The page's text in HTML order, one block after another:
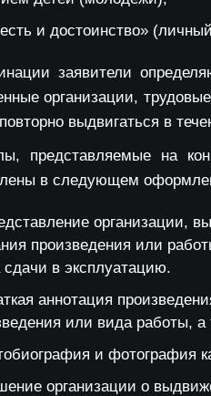
и достоинство»
заявители
организации,
выдвигаться в
представляемые на
в следующем
организации,
произведения или
сдачи в эксплуатацию.
аннотация
или вида работы, а
и фотография
организации о